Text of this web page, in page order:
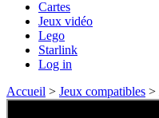
Cartes
Jeux vidéo
Lego
Starlink
Log in
Accueil > Jeux compatibles >